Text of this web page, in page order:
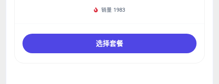
销量 1983
选择套餐